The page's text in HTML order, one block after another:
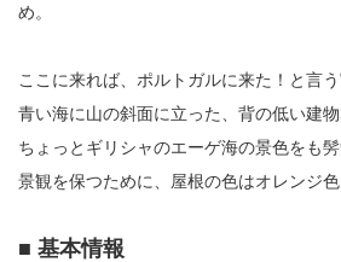
め。
ここに来れば、ポルトガルに来た！と言う
青い海に山の斜面に立った、背の低い建物
ちょっとギリシャのエーゲ海の景色をも髣
景観を保つために、屋根の色はオレンジ色
■ 基本情報